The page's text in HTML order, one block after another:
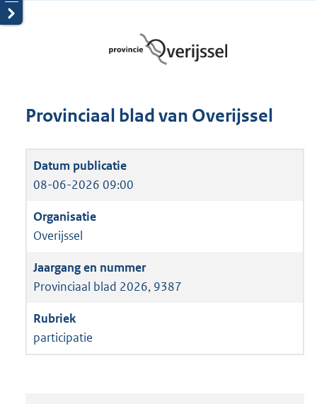
Provinciaal blad van Overijssel
08-06-2026 09:00
Overijssel
Provinciaal blad 2026, 9387
participatie